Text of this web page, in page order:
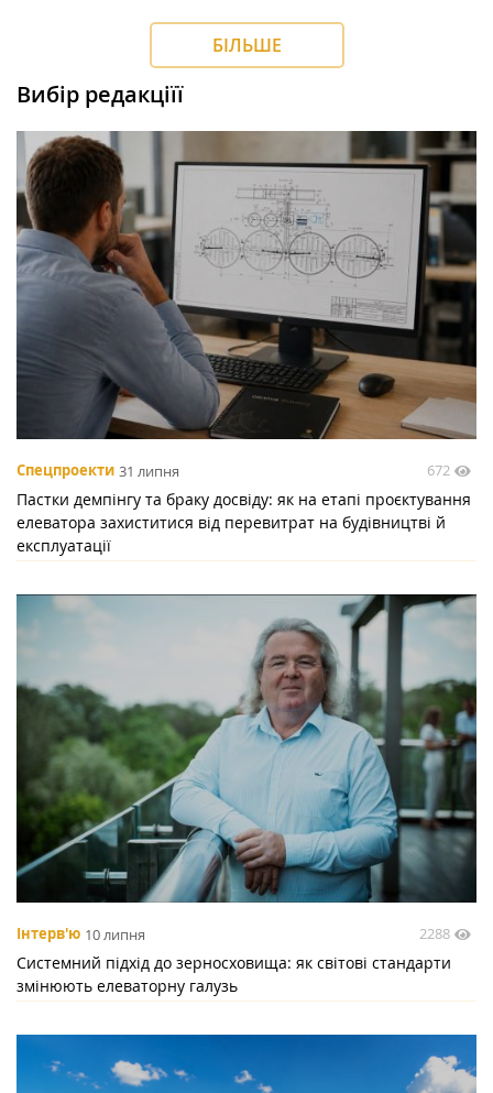
БІЛЬШЕ
Вибір редакціїї
Спецпроекти 31 липня 672
Пастки демпінгу та браку досвіду: як на етапі проєктування
елеватора захиститися від перевитрат на будівництві й
експлуатації
Інтерв'ю 10 липня 2288
Системний підхід до зерносховища: як світові стандарти
змінюють елеваторну галузь